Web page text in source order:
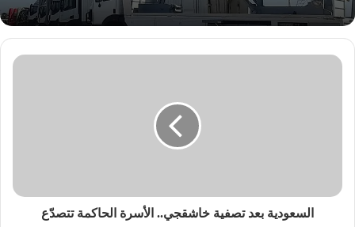
السعودية بعد تصفية خاشقجي.. الأسرة الحاكمة تتصدّع